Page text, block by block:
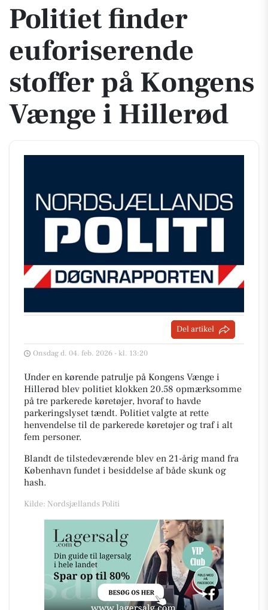
Politiet finder
euforiserende
stoffer på Kongens
Vænge i Hillerød
Del artikel
Onsdag d. 04. feb. 2026 - kl. 13:20
Under en kørende patrulje på Kongens Vænge i
Hillerød blev politiet klokken 20.58 opmærksomme
på tre parkerede køretøjer, hvoraf to havde
parkeringslyset tændt. Politiet valgte at rette
henvendelse til de parkerede køretøjer og traf i alt
fem personer.
Blandt de tilstedeværende blev en 21-årig mand fra
København fundet i besiddelse af både skunk og
hash.
Kilde: Nordsjællands Politi